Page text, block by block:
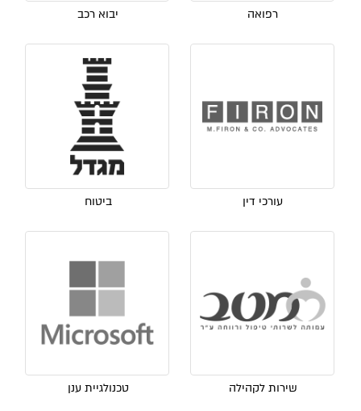
רפואה יבוא רכב
עורכי דין ביטוח
שירות לקהילה טכנולגיית ענן